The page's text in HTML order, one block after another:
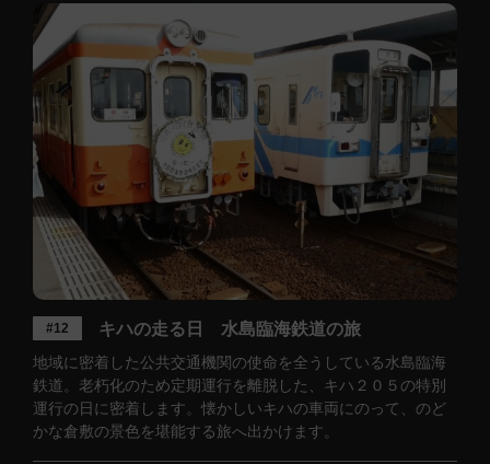
#12 キハの走る日 水島臨海鉄道の旅
地域に密着した公共交通機関の使命を全うしている水島臨海
鉄道。老朽化のため定期運行を離脱した、キハ２０５の特別
運行の日に密着します。懐かしいキハの車両にのって、のど
かな倉敷の景色を堪能する旅へ出かけます。